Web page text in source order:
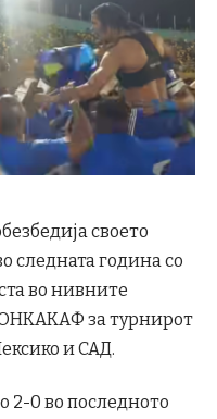
своето
следната година со
во нивните
за турнирот
и САД.
2-0 во последното